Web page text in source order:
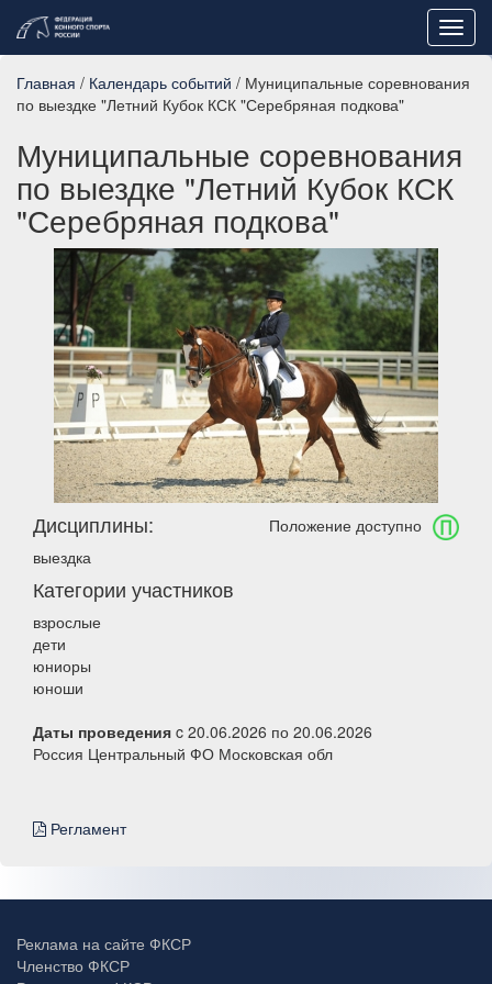
Главная / Календарь событий / Муниципальные соревнования
по выездке "Летний Кубок КСК "Серебряная подкова"
Муниципальные соревнования
по выездке "Летний Кубок КСК
"Серебряная подкова"
Положение доступно
Дисциплины:
выездка
Категории участников
взрослые
дети
юниоры
юноши
Даты проведения c 20.06.2026 по 20.06.2026
Россия Центральный ФО Московская обл
Регламент
Реклама на сайте ФКСР
Членство ФКСР